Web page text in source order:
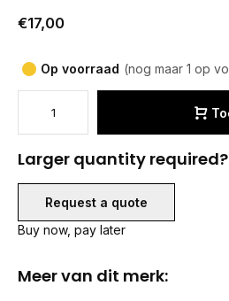
€17,00
Op voorraad (nog maar 1 op
Larger quantity required?
Request a quote
Buy now, pay later
Meer van dit merk: